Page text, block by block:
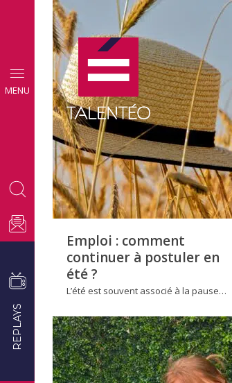
MENU
REPLAYS
CONSEILS
EMPLOI
Emploi : comment
continuer à postuler en
été ?
L’été est souvent associé à la pause…